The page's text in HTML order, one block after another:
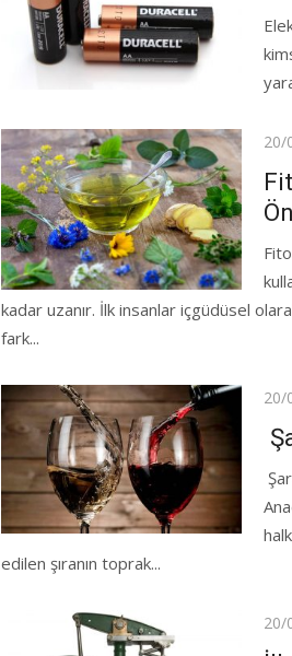
20/
kadar uzanır. İlk insanlar içgüdüsel
fark...
on
20/
edilen şıranın toprak...
on
20/